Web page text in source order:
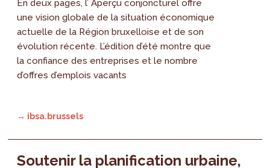
En deux pages, l’ Aperçu conjoncturel offre
une vision globale de la situation économique
actuelle de la Région bruxelloise et de son
évolution récente. L’édition d’été montre que
la confiance des entreprises et le nombre
d’offres d’emplois vacants
→ ibsa.brussels
Soutenir la planification urbaine,